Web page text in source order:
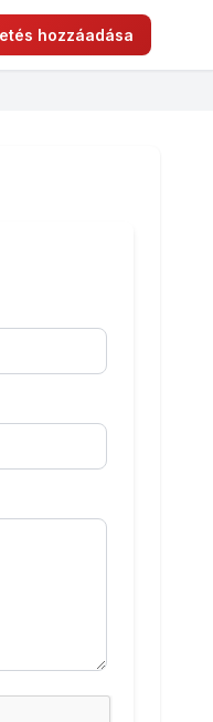
hozzáadása